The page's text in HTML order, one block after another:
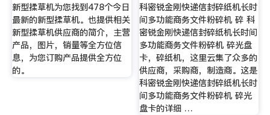
新型揉草机为您找到478个今日
最新的新型揉草机。也提供相关
新型揉草机供应商的简介，主营
产品，图片，销量等全方位信
息，为您订购产品提供全方位
的。
科密锐金刚快递信封碎纸机长时
间多功能商务文件粉碎机 碎 科
密锐金刚快递信封碎纸机长时间
多功能商务文件粉碎机 碎光盘
卡，碎纸机，这里云集了众多的
供应商，采购商，制造商。这是
科密锐金刚快递信封碎纸机长时
间多功能商务文件粉碎机 碎光
盘卡的详细 …